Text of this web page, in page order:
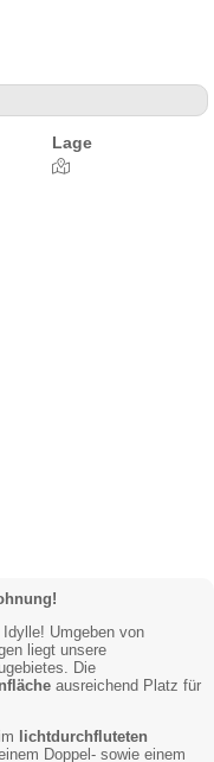
Lage
Umgeben von
liegt unsere
Die
ausreichend Platz für
lichtdurchfluteten
Doppel- sowie einem